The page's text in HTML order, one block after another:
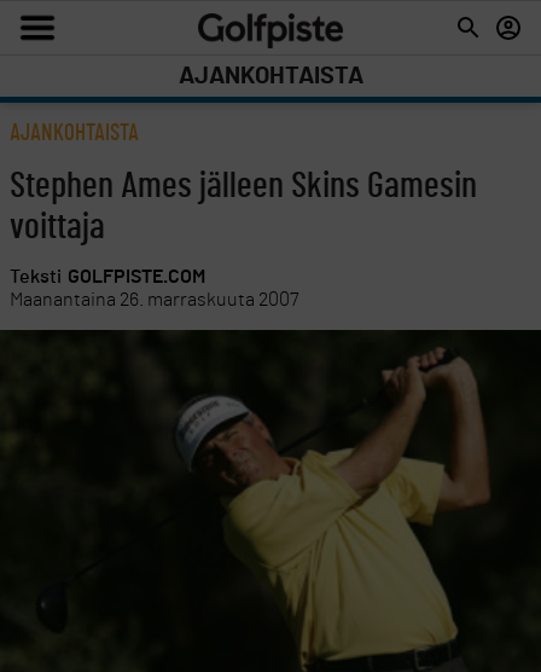
AJANKOHTAISTA
AJANKOHTAISTA
Stephen Ames jälleen Skins Gamesin
voittaja
Teksti GOLFPISTE.COM
Maanantaina 26. marraskuuta 2007